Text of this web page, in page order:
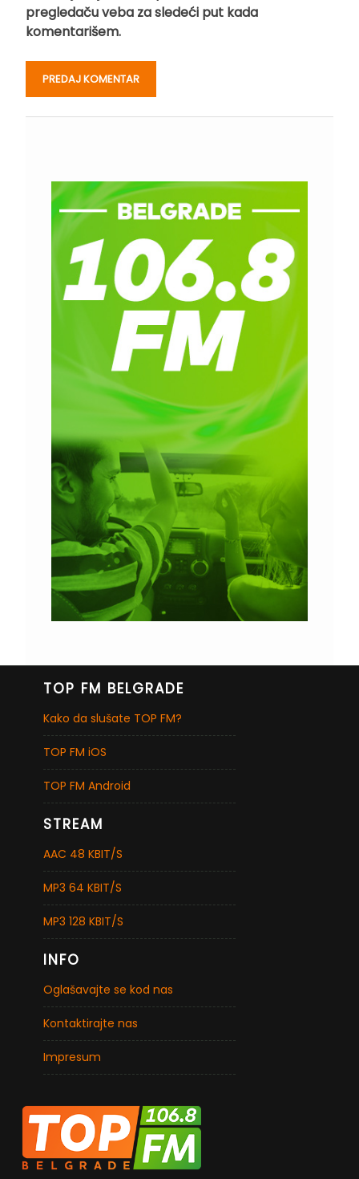
pregledaču veba za sledeći put kada
komentarišem.
TOP FM BELGRADE
Kako da slušate TOP FM?
TOP FM iOS
TOP FM Android
STREAM
AAC 48 KBIT/S
MP3 64 KBIT/S
MP3 128 KBIT/S
INFO
Oglašavajte se kod nas
Kontaktirajte nas
Impresum